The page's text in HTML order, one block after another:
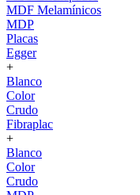
MDF Melamínicos
MDP
Placas
Egger
+
Blanco
Color
Crudo
Fibraplac
+
Blanco
Color
Crudo